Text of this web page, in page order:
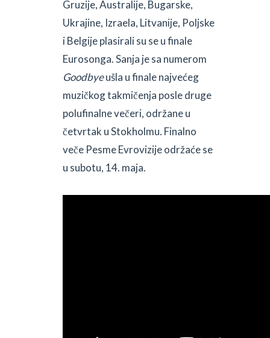
Gruzije, Australije, Bugarske,
Ukrajine, Izraela, Litvanije, Poljske
i Belgije plasirali su se u finale
Eurosonga. Sanja je sa numerom
Goodbyeušla u finale najvećeg
muzičkog takmičenja posle druge
polufinalne večeri, održane u
četvrtak u Stokholmu. Finalno
veče Pesme Evrovizije održaće se
u subotu, 14. maja.